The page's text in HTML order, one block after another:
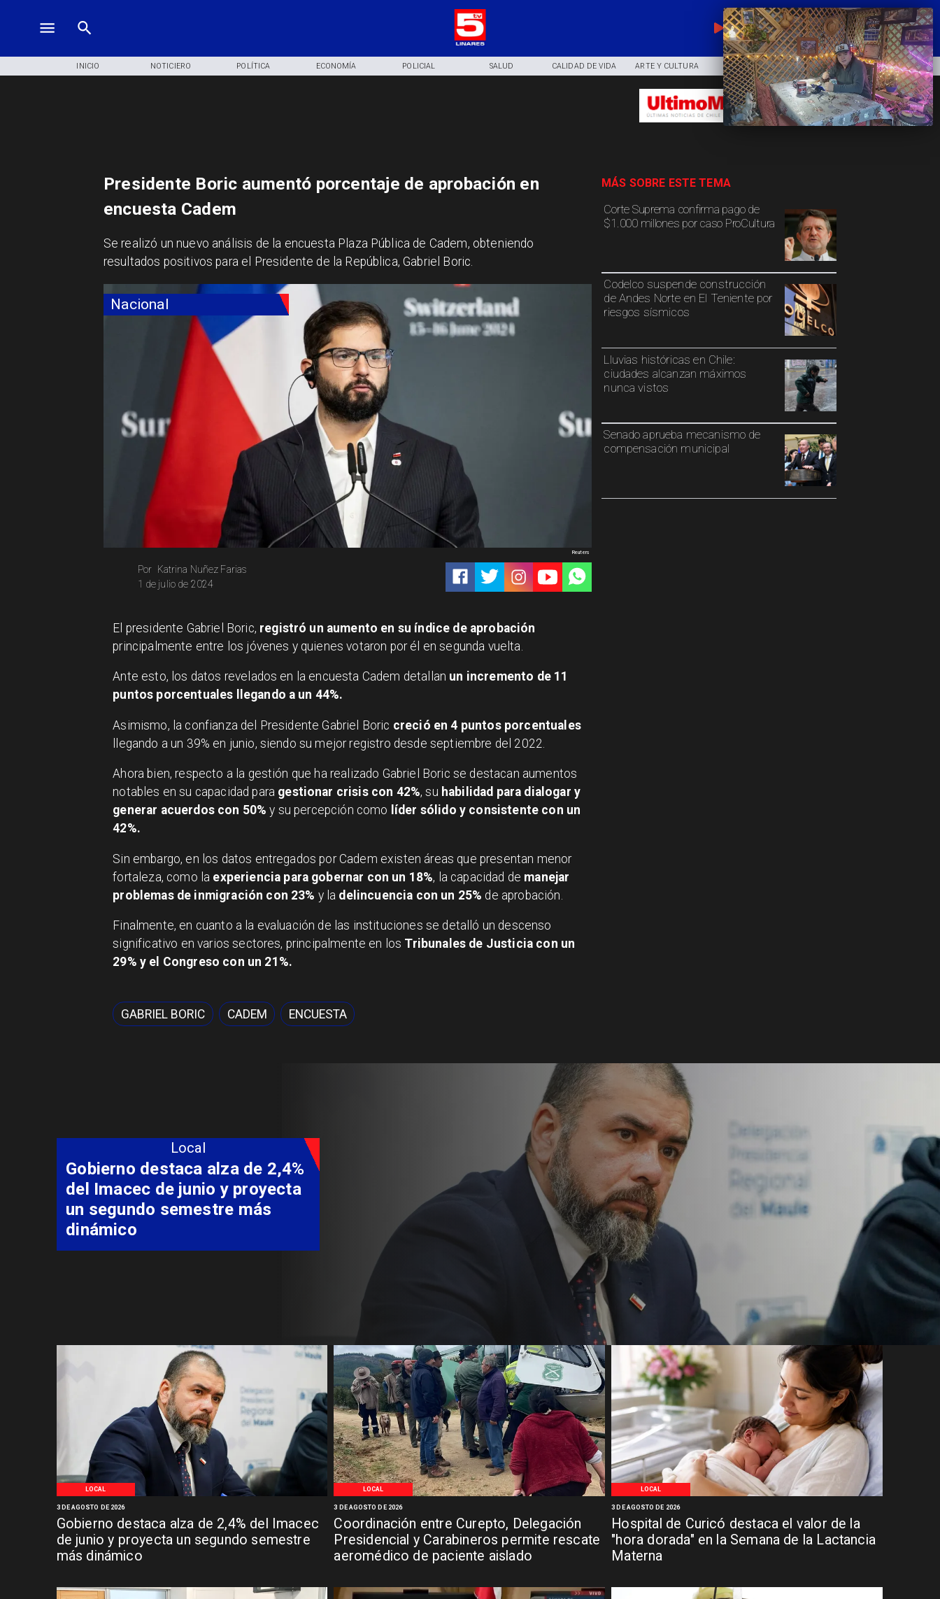
EN VIVO
INICIO NOTICIERO POLÍTICA ECONOMÍA POLICIAL SALUD CALIDAD DE VIDA ARTE Y CULTURA COMUNIDAD DEPORTES
Nacional
Katrina Nuñez Farias
Por
1 de julio de 2024
Reuters
Corte Suprema confirma pago de
$1.000 millones por caso ProCultura
Codelco suspende construcción
de Andes Norte en El Teniente por
riesgos sísmicos
Lluvias históricas en Chile:
ciudades alcanzan máximos
nunca vistos
Senado aprueba mecanismo de
compensación municipal
MÁS SOBRE ESTE TEMA
Presidente Boric aumentó porcentaje de aprobación en
encuesta Cadem
Se realizó un nuevo análisis de la encuesta Plaza Pública de Cadem, obteniendo
resultados positivos para el Presidente de la República, Gabriel Boric.
El presidente Gabriel Boric, registró un aumento en su índice de aprobación
principalmente entre los jóvenes y quienes votaron por él en segunda vuelta.
Ante esto, los datos revelados en la encuesta Cadem detallan un incremento de 11
puntos porcentuales llegando a un 44%.
Asimismo, la confianza del Presidente Gabriel Boric creció en 4 puntos porcentuales
llegando a un 39% en junio, siendo su mejor registro desde septiembre del 2022.
Ahora bien, respecto a la gestión que ha realizado Gabriel Boric se destacan aumentos
notables en su capacidad para gestionar crisis con 42%, su habilidad para dialogar y
generar acuerdos con 50% y su percepción como líder sólido y consistente con un
42%.
Sin embargo, en los datos entregados por Cadem existen áreas que presentan menor
fortaleza, como la experiencia para gobernar con un 18%, la capacidad de manejar
problemas de inmigración con 23% y la delincuencia con un 25% de aprobación.
Finalmente, en cuanto a la evaluación de las instituciones se detalló un descenso
significativo en varios sectores, principalmente en los Tribunales de Justicia con un
29% y el Congreso con un 21%.
GABRIEL BORIC CADEM ENCUESTA
LOCAL
Gobierno destaca alza de 2,4% del Imacec
de junio y proyecta un segundo semestre
más dinámico
3 DE AGOSTO DE 2026
LOCAL
Coordinación entre Curepto, Delegación
Presidencial y Carabineros permite rescate
aeromédico de paciente aislado
3 DE AGOSTO DE 2026
LOCAL
Hospital de Curicó destaca el valor de la
"hora dorada" en la Semana de la Lactancia
Materna
3 DE AGOSTO DE 2026
Local
Gobierno destaca alza de 2,4%
del Imacec de junio y proyecta
un segundo semestre más
dinámico